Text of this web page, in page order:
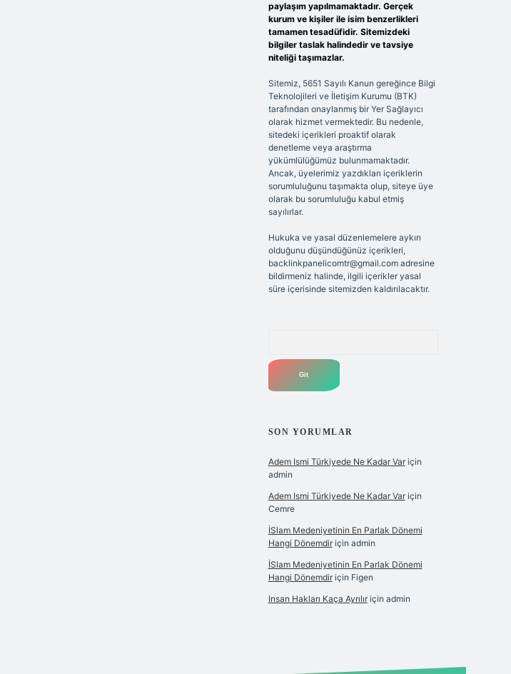
paylaşım yapılmamaktadır. Gerçek
kurum ve kişiler ile isim benzerlikleri
tamamen tesadüfidir. Sitemizdeki
bilgiler taslak halindedir ve tavsiye
niteliği taşımazlar.
Sitemiz, 5651 Sayılı Kanun gereğince Bilgi
Teknolojileri ve İletişim Kurumu (BTK)
tarafından onaylanmış bir Yer Sağlayıcı
olarak hizmet vermektedir. Bu nedenle,
sitedeki içerikleri proaktif olarak
denetleme veya araştırma
yükümlülüğümüz bulunmamaktadır.
Ancak, üyelerimiz yazdıkları içeriklerin
sorumluluğunu taşımakta olup, siteye üye
olarak bu sorumluluğu kabul etmiş
sayılırlar.
Hukuka ve yasal düzenlemelere aykırı
olduğunu düşündüğünüz içerikleri,
backlinkpanelicomtr@gmail.comadresine
bildirmeniz halinde, ilgili içerikler yasal
süre içerisinde sitemizden kaldırılacaktır.
SON YORUMLAR
Adem Ismi Türkiyede Ne Kadar Variçin
admin
Adem Ismi Türkiyede Ne Kadar Variçin
Cemre
İSlam Medeniyetinin En Parlak Dönemi
Hangi Dönemdiriçin admin
İSlam Medeniyetinin En Parlak Dönemi
Hangi Dönemdiriçin Figen
Insan Hakları Kaça Ayrılıriçin admin